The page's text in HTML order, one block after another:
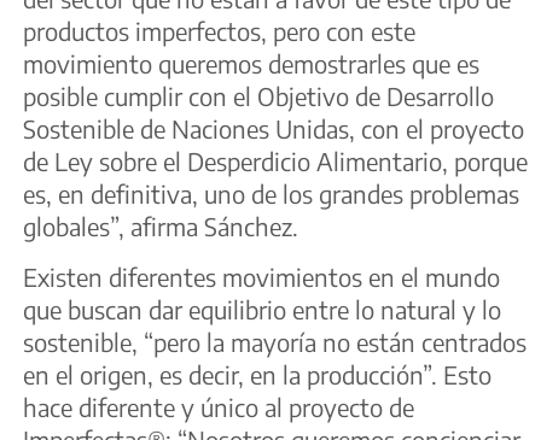
productos imperfectos, pero con este
movimiento queremos demostrarles que es
posible cumplir con el Objetivo de Desarrollo
Sostenible de Naciones Unidas, con el proyecto
de Ley sobre el Desperdicio Alimentario, porque
es, en definitiva, uno de los grandes problemas
globales”, afirma Sánchez.
Existen diferentes movimientos en el mundo
que buscan dar equilibrio entre lo natural y lo
sostenible, “pero la mayoría no están centrados
en el origen, es decir, en la producción”. Esto
hace diferente y único al proyecto de